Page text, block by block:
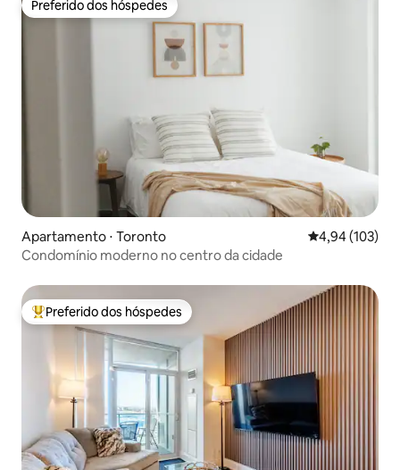
Preferido dos hóspedes
Preferido dos hóspedes
Apartamento ⋅ Toronto 4,94 de uma
4,94 (103)
Condomínio moderno no centro da cidade
Entre os melhores preferidos dos hóspedes
Preferido dos hóspedes